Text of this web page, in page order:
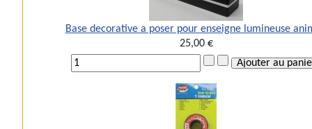
Base decorative a poser pour enseigne lumineuse
25,00 €